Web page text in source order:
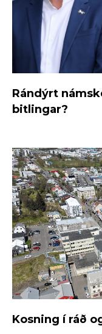
Rándýrt
bitlingar?
Kosning í ráð